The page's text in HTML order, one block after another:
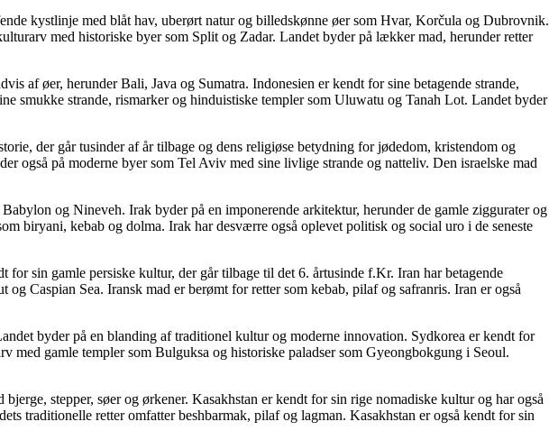
kystlinje med blåt hav, uberørt natur og billedskønne øer som Hvar, Korčula og Dubrovnik.
med historiske byer som Split og Zadar. Landet byder på lækker mad, herunder retter
af øer, herunder Bali, Java og Sumatra. Indonesien er kendt for sine betagende strande,
smukke strande, rismarker og hinduistiske templer som Uluwatu og Tanah Lot. Landet byder
der går tusinder af år tilbage og dens religiøse betydning for jødedom, kristendom og
også på moderne byer som Tel Aviv med sine livlige strande og natteliv. Den israelske mad
og Nineveh. Irak byder på en imponerende arkitektur, herunder de gamle ziggurater og
biryani, kebab og dolma. Irak har desværre også oplevet politisk og social uro i de seneste
sin gamle persiske kultur, der går tilbage til det 6. årtusinde f.Kr. Iran har betagende
Caspian Sea. Iransk mad er berømt for retter som kebab, pilaf og safranris. Iran er også
byder på en blanding af traditionel kultur og moderne innovation. Sydkorea er kendt for
gamle templer som Bulguksa og historiske paladser som Gyeongbokgung i Seoul.
stepper, søer og ørkener. Kasakhstan er kendt for sin rige nomadiske kultur og har også
traditionelle retter omfatter beshbarmak, pilaf og lagman. Kasakhstan er også kendt for sin